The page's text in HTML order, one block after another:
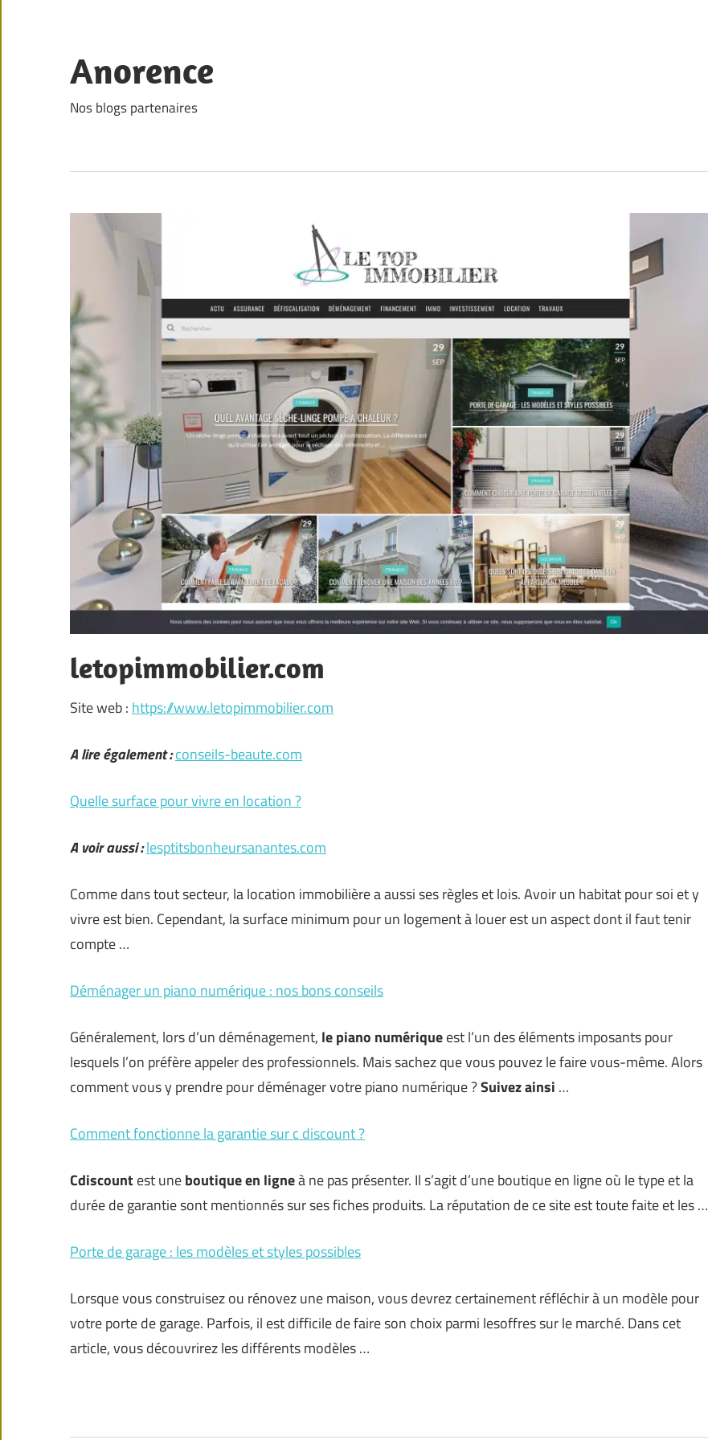
content
Anorence
Nos blogs partenaires
letopimmobilier.com
Site web : https://www.letopimmobilier.com
A lire également :conseils-beaute.com
Quelle surface pour vivre en location ?
A voir aussi :lesptitsbonheursanantes.com
Comme dans tout secteur, la location immobilière a aussi ses règles et lois. Avoir un habitat pour soi et y
vivre est bien. Cependant, la surface minimum pour un logement à louer est un aspect dont il faut tenir
compte …
Déménager un piano numérique : nos bons conseils
Généralement, lors d’un déménagement, le piano numériqueest l’un des éléments imposants pour
lesquels l’on préfère appeler des professionnels. Mais sachez que vous pouvez le faire vous-même. Alors
comment vous y prendre pour déménager votre piano numérique ?Suivez ainsi …
Comment fonctionne la garantie sur c discount ?
Cdiscount est uneboutique en ligneà ne pas présenter. Il s’agit d’une boutique en ligne où le type et la
durée de garantie sont mentionnés sur ses fiches produits. La réputation de ce site est toute faite et les …
Porte de garage : les modèles et styles possibles
Lorsque vous construisez ou rénovez une maison, vous devrez certainement réfléchir à un modèle pour
votre porte de garage. Parfois, il est difficile de faire son choix parmi lesoffres sur le marché. Dans cet
article, vous découvrirez les différents modèles …